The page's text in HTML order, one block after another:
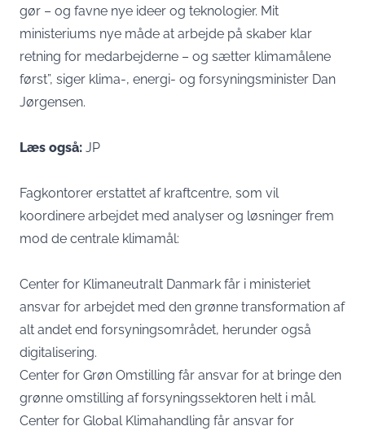
gør – og favne nye ideer og teknologier. Mit
ministeriums nye måde at arbejde på skaber klar
retning for medarbejderne – og sætter klimamålene
først”, siger klima-, energi- og forsyningsminister Dan
Jørgensen.
Læs også: JP
Fagkontorer erstattet af kraftcentre, som vil
koordinere arbejdet med analyser og løsninger frem
mod de centrale klimamål:
Center for Klimaneutralt Danmark får i ministeriet
ansvar for arbejdet med den grønne transformation af
alt andet end forsyningsområdet, herunder også
digitalisering.
Center for Grøn Omstilling får ansvar for at bringe den
grønne omstilling af forsyningssektoren helt i mål.
Center for Global Klimahandling får ansvar for